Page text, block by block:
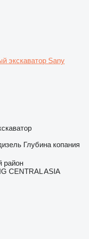
экскаватор Sany
Глубина копания
район
CENTRAL ASIA